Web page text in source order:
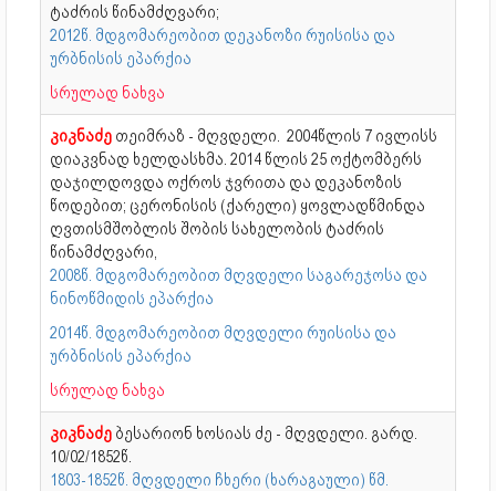
ტაძრის წინამძღვარი;
2012წ. მდგომარეობით დეკანოზი რუისისა და
ურბნისის ეპარქია
სრულად ნახვა
კიკნაძე თეიმრაზ - მღვდელი. 2004წლის 7 ივლისს
დიაკვნად ხელდასხმა. 2014 წლის 25 ოქტომბერს
დაჯილდოვდა ოქროს ჯვრითა და დეკანოზის
წოდებით; ცერონისის (ქარელი) ყოვლადწმინდა
ღვთისმშობლის შობის სახელობის ტაძრის
წინამძღვარი,
2008წ. მდგომარეობით მღვდელი საგარეჯოსა და
ნინოწმიდის ეპარქია
2014წ. მდგომარეობით მღვდელი რუისისა და
ურბნისის ეპარქია
სრულად ნახვა
კიკნაძე ბესარიონ ხოსიას ძე - მღვდელი. გარდ.
10/02/1852წ.
1803-1852წ. მღვდელი ჩხერი (ხარაგაული) წმ.